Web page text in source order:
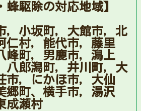
蜂駆除の対応地域】
，小坂町，大館市，北
仁村，能代市，藤里
峰町，男鹿市，潟上
八郎潟町，井川町，大
市，にかほ市，大仙
郷町、横手市，湯沢
成瀬村